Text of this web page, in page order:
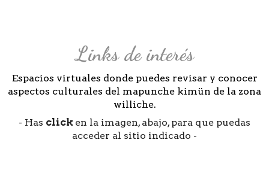
Links de interés
Espacios virtuales donde puedes revisar y conocer
aspectos culturales del mapunche kimün de la zona
williche.
- Has click en la imagen, abajo, para que puedas
acceder al sitio indicado -